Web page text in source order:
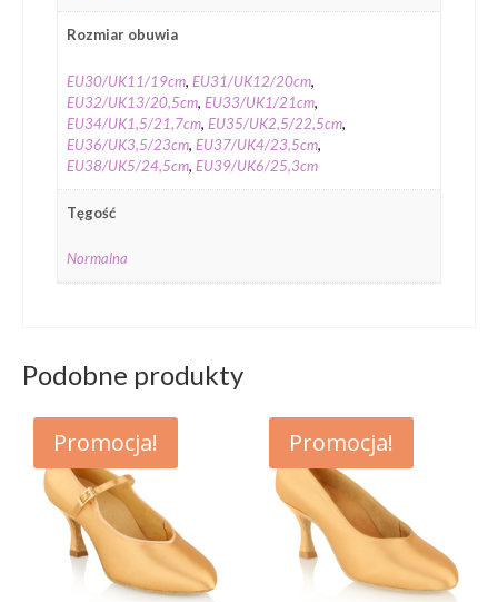
Rozmiar obuwia
EU30/UK11/19cm, EU31/UK12/20cm,
EU32/UK13/20,5cm, EU33/UK1/21cm,
EU34/UK1,5/21,7cm, EU35/UK2,5/22,5cm,
EU36/UK3,5/23cm, EU37/UK4/23,5cm,
EU38/UK5/24,5cm, EU39/UK6/25,3cm
Tęgość
Normalna
Podobne produkty
Promocja! Promocja!